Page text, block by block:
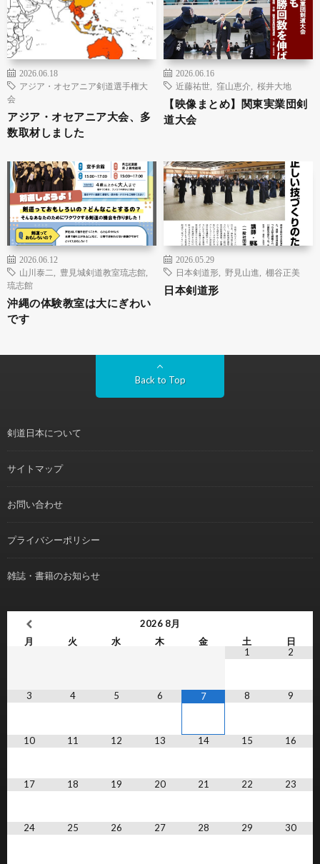
2026.06.18
アジア・オセアニア剣道選手権大
会
アジア・オセアニア大会、多
数取材しました
2026.06.16
近藤祐世
窪山恵介 桜井大地
【映像まとめ】関東実業団剣
道大会
2026.06.12
山川泰二
豊見城剣道教室琉志館
琉志館
沖縄の体験教室は大にぎわい
です
2026.05.29
日本剣道形
野見山進 棚谷正美
日本剣道形
Back to Top
剣道日本について
サイトマップ
お問い合わせ
プライバシーポリシー
雑誌・書籍のお知らせ
2026 8月
月
火 水 木 金 土
日
1
2
3 4 5 6 7 8 9
10 11 12 13 14 15 16
17 18 19 20 21 22 23
24 25 26 27 28 29 30